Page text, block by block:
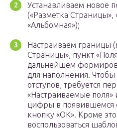
Устанавливаем новое
(«Разметка
«Альбомная»);
Настраиваем границы
Страницы», пункт
дальнейшем
для наполнения.
отступов, требуется
«Настраиваемые поля»
цифры в появившемся
кнопку «ОК». Кроме
воспользоваться